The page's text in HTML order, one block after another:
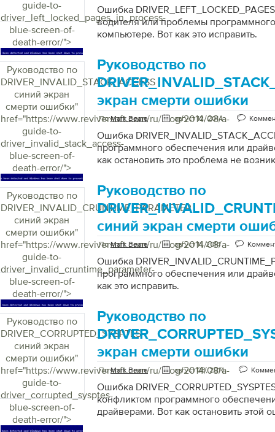
настоятельно рекомендую на вашем
управлением Windows. Лучшие
для Windows […]
guide-to-
driver_left_locked_pages_in_process-
blue-screen-of-
death-error/">
Ошибка
водителя или проблемы
компьютере. Вот как это исправить.
Руководство по
DRIVER_INVALID_STACK_ACCESS
синий экран
смерти ошибки"
href="https://www.reviversoft.com/ru/blog/2014/08/a-
guide-to-
driver_invalid_stack_access-
blue-screen-of-
death-error/">
Руководство по
экран смерти ошибки
ПоMark Beare август 12, 2014
Ошибка
программного обеспечения или
как остановить это проблема не
Руководство по
DRIVER_INVALID_CRUNTIME_PARAMETER
синий экран
смерти ошибки"
href="https://www.reviversoft.com/ru/blog/2014/08/a-
guide-to-
driver_invalid_cruntime_parameter-
blue-screen-of-
death-error/">
Руководство по
синий экран смерти
ПоMark Beare август 11, 2014
Ошибка
программного обеспечения или
как это исправить.
Руководство по
DRIVER_CORRUPTED_SYSPTES
синий экран
смерти ошибки"
href="https://www.reviversoft.com/ru/blog/2014/08/a-
guide-to-
driver_corrupted_sysptes-
blue-screen-of-
death-error/">
Руководство по
экран смерти ошибки
ПоMark Beare август 08, 2014
Ошибка
конфликтом программного
драйверами. Вот как остановить этой